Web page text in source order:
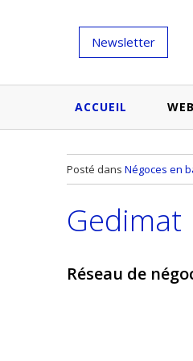
Newsletter
ACCUEIL
Salons et
Médias du bâtiment
Annuaire
Actualités des
Posté dans Négoces en
Gedimat
Réseau de